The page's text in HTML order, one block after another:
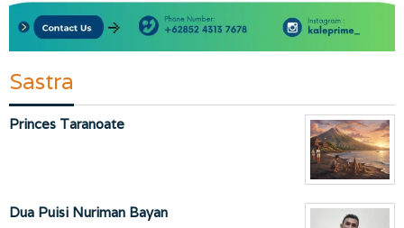
Sastra
Princes Taranoate
Dua Puisi Nuriman Bayan